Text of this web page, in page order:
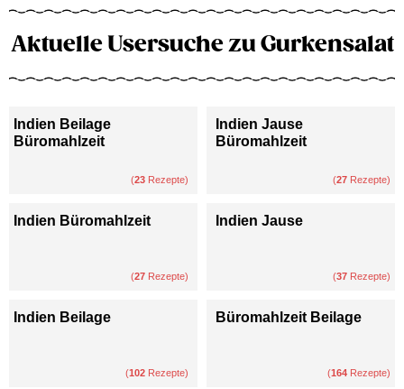
Aktuelle Usersuche zu Gurkensalat
Indien Beilage
Büromahlzeit
(23 Rezepte)
Indien Jause
Büromahlzeit
(27 Rezepte)
Indien Büromahlzeit
(27 Rezepte)
Indien Jause
(37 Rezepte)
Indien Beilage
(102 Rezepte)
Büromahlzeit Beilage
(164 Rezepte)